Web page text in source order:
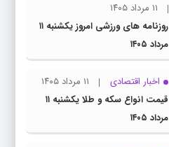
۱۱ مرداد ۱۴۰۵
روزنامه های ورزشی امروز یکشنبه ۱۱
مرداد ۱۴۰۵
اخبار اقتصادی
۱۱ مرداد ۱۴۰۵
قیمت انواع سکه و طلا یکشنبه ۱۱
مرداد ۱۴۰۵